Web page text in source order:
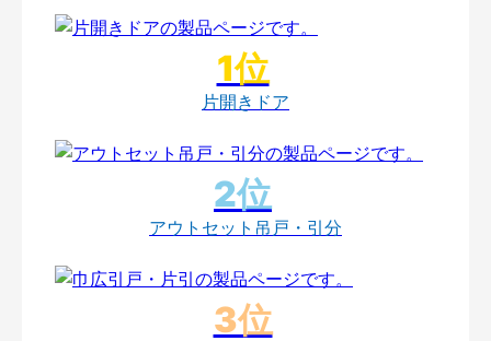
片開きドア
アウトセット吊戸・引分